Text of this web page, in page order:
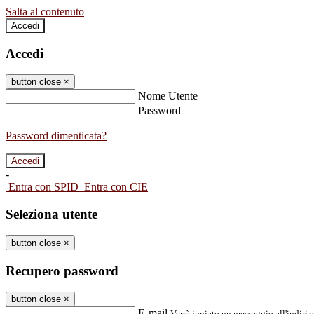
Salta al contenuto
Accedi
Accedi
button close ×
Nome Utente
Password
Password dimenticata?
-
Entra con SPID Entra con CIE
Seleziona utente
button close ×
Recupero password
button close ×